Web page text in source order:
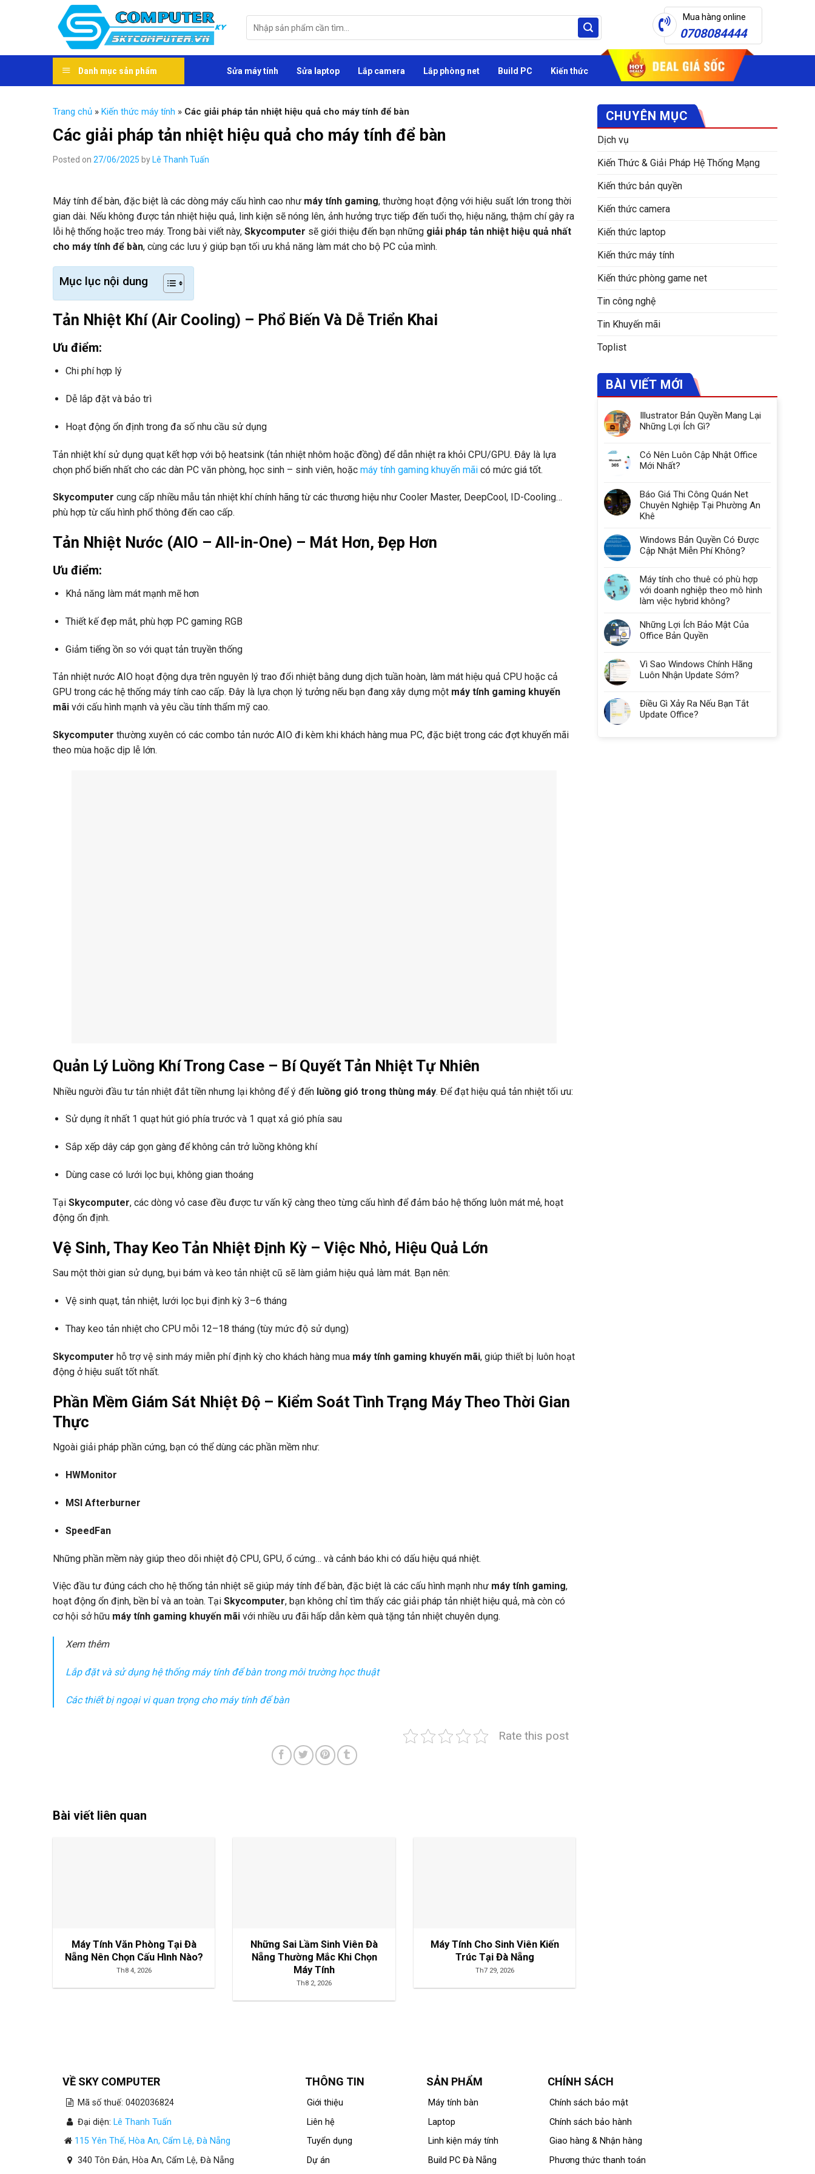
kiếm:
Mua hàng online
0708084444
Danh mục sản phẩm Sửa máy tính Sửa laptop Lắp camera Lắp phòng net Build PC Kiến thức
Trang chủ » Kiến thức máy tính » Các giải pháp tản nhiệt hiệu quả cho máy tính để bàn
Các giải pháp tản nhiệt hiệu quả cho máy tính để bàn
Posted on 27/06/2025 byLê Thanh Tuấn
Máy tính để bàn, đặc biệt là các dòng máy cấu hình cao như máy tính gaming, thường hoạt động với hiệu suất lớn trong thời
gian dài. Nếu không được tản nhiệt hiệu quả, linh kiện sẽ nóng lên, ảnh hưởng trực tiếp đến tuổi thọ, hiệu năng, thậm chí gây ra
lỗi hệ thống hoặc treo máy. Trong bài viết này, Skycomputer sẽ giới thiệu đến bạn những giải pháp tản nhiệt hiệu quả nhất
cho máy tính để bàn, cùng các lưu ý giúp bạn tối ưu khả năng làm mát cho bộ PC của mình.
Mục lục nội dung
Tản Nhiệt Khí (Air Cooling) – Phổ Biến Và Dễ Triển Khai
Ưu điểm:
Chi phí hợp lý
Dễ lắp đặt và bảo trì
Hoạt động ổn định trong đa số nhu cầu sử dụng
Tản nhiệt khí sử dụng quạt kết hợp với bộ heatsink (tản nhiệt nhôm hoặc đồng) để dẫn nhiệt ra khỏi CPU/GPU. Đây là lựa
chọn phổ biến nhất cho các dàn PC văn phòng, học sinh – sinh viên, hoặc máy tính gaming khuyến mãi có mức giá tốt.
Skycomputer cung cấp nhiều mẫu tản nhiệt khí chính hãng từ các thương hiệu như Cooler Master, DeepCool, ID-Cooling…
phù hợp từ cấu hình phổ thông đến cao cấp.
Tản Nhiệt Nước (AIO – All-in-One) – Mát Hơn, Đẹp Hơn
Ưu điểm:
Khả năng làm mát mạnh mẽ hơn
Thiết kế đẹp mắt, phù hợp PC gaming RGB
Giảm tiếng ồn so với quạt tản truyền thống
Tản nhiệt nước AIO hoạt động dựa trên nguyên lý trao đổi nhiệt bằng dung dịch tuần hoàn, làm mát hiệu quả CPU hoặc cả
GPU trong các hệ thống máy tính cao cấp. Đây là lựa chọn lý tưởng nếu bạn đang xây dựng một máy tính gaming khuyến
mãi với cấu hình mạnh và yêu cầu tính thẩm mỹ cao.
Skycomputer thường xuyên có các combo tản nước AIO đi kèm khi khách hàng mua PC, đặc biệt trong các đợt khuyến mãi
theo mùa hoặc dịp lễ lớn.
Quản Lý Luồng Khí Trong Case – Bí Quyết Tản Nhiệt Tự Nhiên
Nhiều người đầu tư tản nhiệt đắt tiền nhưng lại không để ý đến luồng gió trong thùng máy. Để đạt hiệu quả tản nhiệt tối ưu:
Sử dụng ít nhất 1 quạt hút gió phía trước và 1 quạt xả gió phía sau
Sắp xếp dây cáp gọn gàng để không cản trở luồng không khí
Dùng case có lưới lọc bụi, không gian thoáng
Tại Skycomputer, các dòng vỏ case đều được tư vấn kỹ càng theo từng cấu hình để đảm bảo hệ thống luôn mát mẻ, hoạt
động ổn định.
Vệ Sinh, Thay Keo Tản Nhiệt Định Kỳ – Việc Nhỏ, Hiệu Quả Lớn
Sau một thời gian sử dụng, bụi bám và keo tản nhiệt cũ sẽ làm giảm hiệu quả làm mát. Bạn nên:
Vệ sinh quạt, tản nhiệt, lưới lọc bụi định kỳ 3–6 tháng
Thay keo tản nhiệt cho CPU mỗi 12–18 tháng (tùy mức độ sử dụng)
Skycomputer hỗ trợ vệ sinh máy miễn phí định kỳ cho khách hàng mua máy tính gaming khuyến mãi, giúp thiết bị luôn hoạt
động ở hiệu suất tốt nhất.
Phần Mềm Giám Sát Nhiệt Độ – Kiểm Soát Tình Trạng Máy Theo Thời Gian
Thực
Ngoài giải pháp phần cứng, bạn có thể dùng các phần mềm như:
HWMonitor
MSI Afterburner
SpeedFan
Những phần mềm này giúp theo dõi nhiệt độ CPU, GPU, ổ cứng… và cảnh báo khi có dấu hiệu quá nhiệt.
Việc đầu tư đúng cách cho hệ thống tản nhiệt sẽ giúp máy tính để bàn, đặc biệt là các cấu hình mạnh như máy tính gaming,
hoạt động ổn định, bền bỉ và an toàn. Tại Skycomputer, bạn không chỉ tìm thấy các giải pháp tản nhiệt hiệu quả, mà còn có
cơ hội sở hữu máy tính gaming khuyến mãi với nhiều ưu đãi hấp dẫn kèm quà tặng tản nhiệt chuyên dụng.
Xem thêm
Lắp đặt và sử dụng hệ thống máy tính để bàn trong môi trường học thuật
Các thiết bị ngoại vi quan trọng cho máy tính để bàn
Rate this post
Bài viết liên quan
Máy Tính Văn Phòng Tại Đà
Nẵng Nên Chọn Cấu Hình Nào?
Th8 4, 2026
Những Sai Lầm Sinh Viên Đà
Nẵng Thường Mắc Khi Chọn
Máy Tính
Th8 2, 2026
Máy Tính Cho Sinh Viên Kiến
Trúc Tại Đà Nẵng
Th7 29, 2026
CHUYÊN MỤC
Dịch vụ
Kiến Thức & Giải Pháp Hệ Thống Mạng
Kiến thức bản quyền
Kiến thức camera
Kiến thức laptop
Kiến thức máy tính
Kiến thức phòng game net
Tin công nghệ
Tin Khuyến mãi
Toplist
BÀI VIẾT MỚI
Illustrator Bản Quyền Mang Lại
Những Lợi Ích Gì?
Có Nên Luôn Cập Nhật Office
Mới Nhất?
Báo Giá Thi Công Quán Net
Chuyên Nghiệp Tại Phường An
Khê
Windows Bản Quyền Có Được
Cập Nhật Miễn Phí Không?
Máy tính cho thuê có phù hợp
với doanh nghiệp theo mô hình
làm việc hybrid không?
Những Lợi Ích Bảo Mật Của
Office Bản Quyền
Vì Sao Windows Chính Hãng
Luôn Nhận Update Sớm?
Điều Gì Xảy Ra Nếu Bạn Tắt
Update Office?
VỀ SKY COMPUTER
Mã số thuế: 0402036824
Đại diện: Lê Thanh Tuấn
115 Yên Thế, Hòa An, Cẩm Lệ, Đà Nẵng
340 Tôn Đản, Hòa An, Cẩm Lệ, Đà Nẵng
THÔNG TIN
Giới thiệu
Liên hệ
Tuyển dụng
Dự án
SẢN PHẨM
Máy tính bàn
Laptop
Linh kiện máy tính
Build PC Đà Nẵng
CHÍNH SÁCH
Chính sách bảo mật
Chính sách bảo hành
Giao hàng & Nhận hàng
Phương thức thanh toán